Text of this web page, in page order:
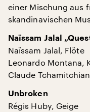
einer Mischung aus
skandinavischen
Naïssam Jalal
Naïssam Jalal, Flöte
Leonardo Montana,
Claude
Unbroken
Régis Huby, Geige